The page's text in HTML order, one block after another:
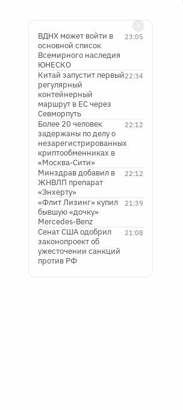
23:05
ВДНХ может войти в
основной список
Всемирного наследия
ЮНЕСКО
22:34
Китай запустит первый
регулярный
контейнерный
маршрут в ЕС через
Севморпуть
22:12
Более 20 человек
задержаны по делу о
незарегистрированных
криптообменниках в
«Москва-Сити»
22:12
Минздрав добавил в
ЖНВЛП препарат
«Энхерту»
21:39
«Флит Лизинг» купил
бывшую «дочку»
Mercedes-Benz
21:08
Сенат США одобрил
законопроект об
ужесточении санкций
против РФ